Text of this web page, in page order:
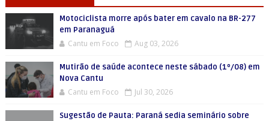
Motociclista morre após bater em cavalo na BR-277
em Paranaguá
Cantu em Foco Aug 03, 2026
Mutirão de saúde acontece neste sábado (1º/08) em
Nova Cantu
Cantu em Foco Jul 30, 2026
Sugestão de Pauta: Paraná sedia seminário sobre